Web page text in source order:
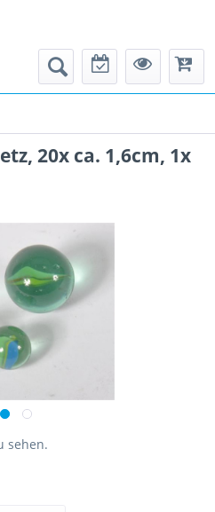
20x ca. 1,6cm, 1x
sehen.